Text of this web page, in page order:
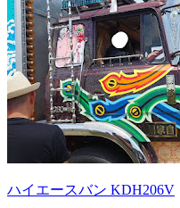
ハイエースバン KDH206V